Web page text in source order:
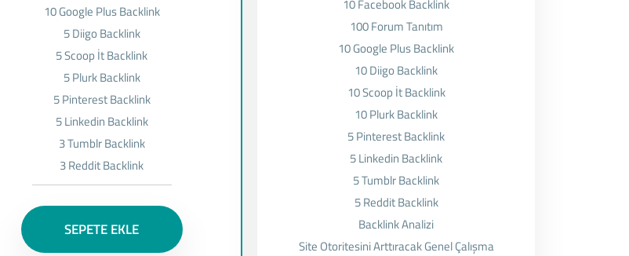
10 Google Plus Backlink
5 Diigo Backlink
5 Scoop İt Backlink
5 Plurk Backlink
5 Pinterest Backlink
5 Linkedin Backlink
3 Tumblr Backlink
3 Reddit Backlink
SEPETE EKLE
10 Facebook Backlink
100 Forum Tanıtım
10 Google Plus Backlink
10 Diigo Backlink
10 Scoop İt Backlink
10 Plurk Backlink
5 Pinterest Backlink
5 Linkedin Backlink
5 Tumblr Backlink
5 Reddit Backlink
Backlink Analizi
Site Otoritesini Arttıracak Genel Çalışma